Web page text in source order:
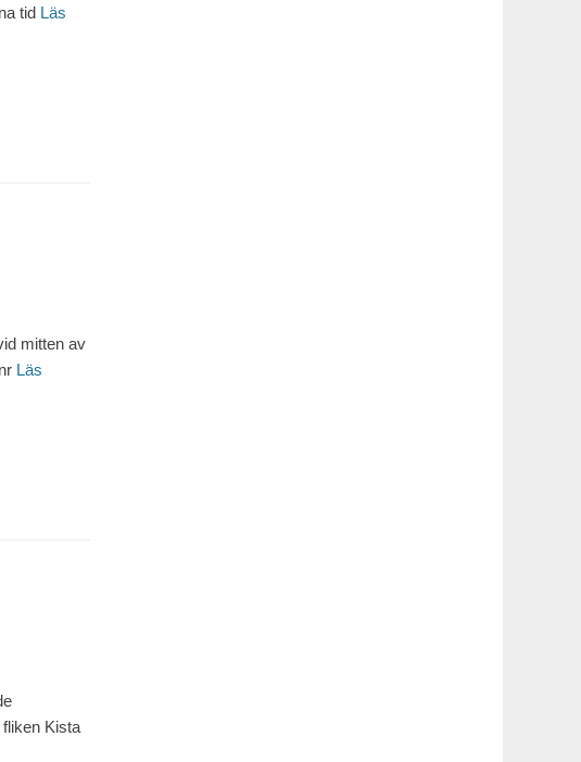
tid Läs
mitten av
Läs
Kista